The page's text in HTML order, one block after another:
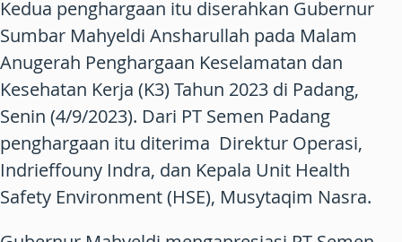
Kedua penghargaan itu diserahkan Gubernur
Sumbar Mahyeldi Ansharullah pada Malam
Anugerah Penghargaan Keselamatan dan
Kesehatan Kerja (K3) Tahun 2023 di Padang,
Senin (4/9/2023). Dari PT Semen Padang
penghargaan itu diterima Direktur Operasi,
Indrieffouny Indra, dan Kepala Unit Health
Safety Environment (HSE), Musytaqim Nasra.